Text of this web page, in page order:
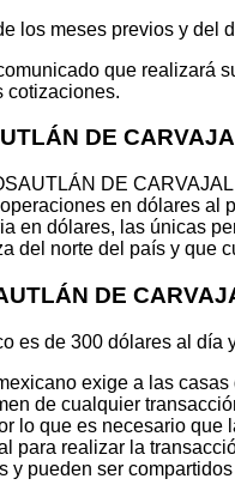
los meses previos y del
que realizará
cotizaciones.
DE
DE
en dólares al
en dólares, las únicas
del norte del país y que
DE
es de 300 dólares al día
exige a las
de cualquier
lo que es necesario que
para realizar la
y pueden ser